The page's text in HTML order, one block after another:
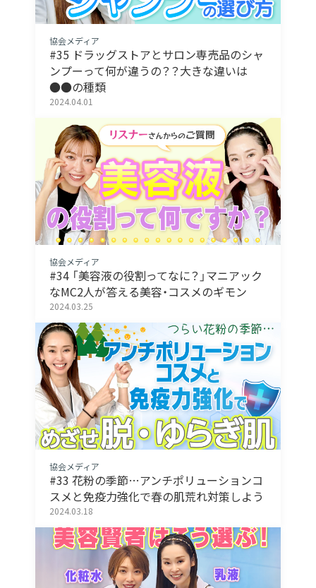
協会メディア
#35 ドラッグストアとサロン専売品のシャ
ンプーって何が違うの？？大きな違いは
●●の種類
2024.04.01
協会メディア
#34 「美容液の役割ってなに？」マニアック
なMC2人が答える美容・コスメのギモン
2024.03.25
協会メディア
#33 花粉の季節…アンチポリューションコ
スメと免疫力強化で春の肌荒れ対策しよう
2024.03.18